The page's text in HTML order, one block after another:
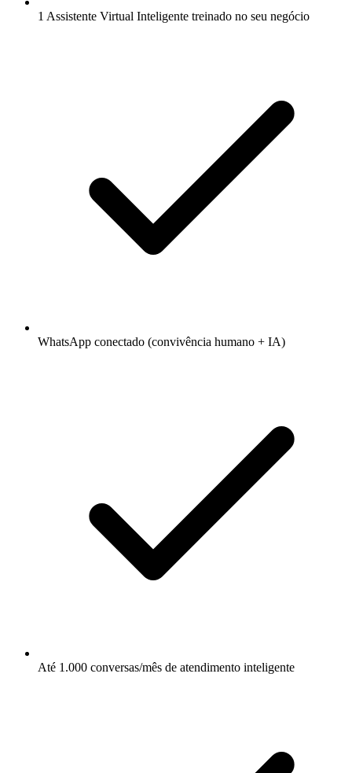
1 Assistente Virtual Inteligente treinado no seu negócio
WhatsApp conectado (convivência humano + IA)
Até 1.000 conversas/mês de atendimento inteligente